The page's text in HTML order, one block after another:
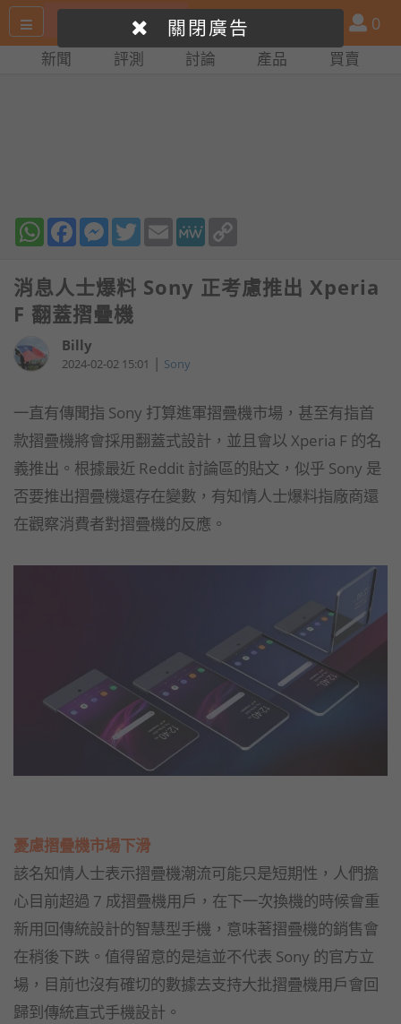
尋
產
品
比
會
員
0
新聞 評測 討論 產品 買賣
WhatsAppFacebookMessenger
TwitterEmail MeWe
消息人士爆料 Sony 正考慮推出 Xperia
F 翻蓋摺疊機
Billy
2024-02-02 15:01 | Sony
一直有傳聞指 Sony 打算進軍摺疊機市場，甚至有指首
款摺疊機將會採用翻蓋式設計，並且會以 Xperia F 的名
義推出。根據最近 Reddit 討論區的貼文，似乎 Sony 是
否要推出摺疊機還存在變數，有知情人士爆料指廠商還
在觀察消費者對摺疊機的反應。
憂慮摺疊機市場下滑
該名知情人士表示摺疊機潮流可能只是短期性，人們擔
心目前超過 7 成摺疊機用戶，在下一次換機的時候會重
新用回傳統設計的智慧型手機，意味著摺疊機的銷售會
在稍後下跌。值得留意的是這並不代表 Sony 的官方立
場，目前也沒有確切的數據去支持大批摺疊機用戶會回
歸到傳統直式手機設計。
關閉廣告